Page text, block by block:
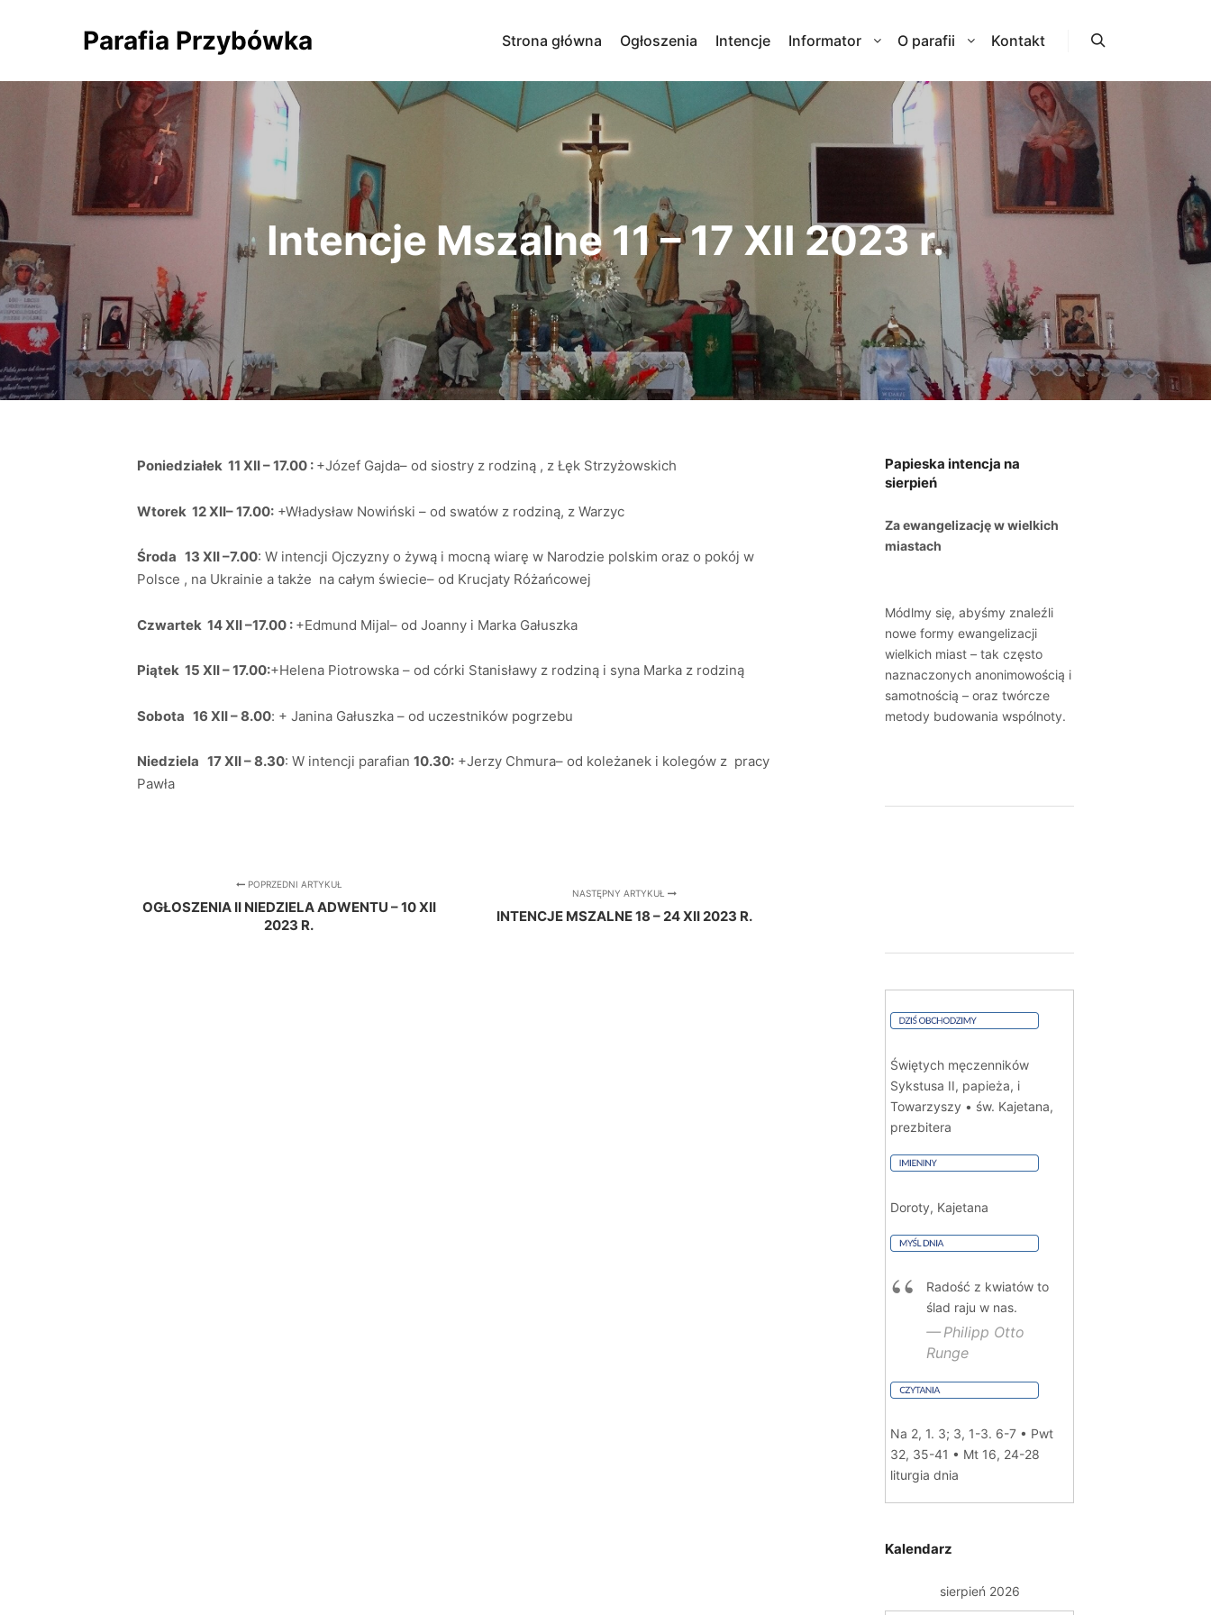
Parafia Przybówka Strona główna Ogłoszenia Intencje Informator O parafii Kontakt
Intencje Mszalne 11 – 17 XII 2023 r.
Poniedziałek 11 XII – 17.00 : +Józef Gajda– od siostry z rodziną , z Łęk Strzyżowskich
Wtorek 12 XII– 17.00: +Władysław Nowiński – od swatów z rodziną, z Warzyc
Środa 13 XII –7.00: W intencji Ojczyzny o żywą i mocną wiarę w Narodzie polskim oraz o pokój w
Polsce , na Ukrainie a także na całym świecie– od Krucjaty Różańcowej
Czwartek 14 XII –17.00 : +Edmund Mijal– od Joanny i Marka Gałuszka
Piątek 15 XII – 17.00:+Helena Piotrowska – od córki Stanisławy z rodziną i syna Marka z rodziną
Sobota 16 XII – 8.00: + Janina Gałuszka – od uczestników pogrzebu
Niedziela 17 XII – 8.30: W intencji parafian 10.30: +Jerzy Chmura– od koleżanek i kolegów z pracy
Pawła
POPRZEDNI ARTYKUŁ
OGŁOSZENIA II NIEDZIELA ADWENTU – 10 XII
2023 R.
NASTĘPNY ARTYKUŁ
INTENCJE MSZALNE 18 – 24 XII 2023 R.
Papieska intencja na
sierpień
Za ewangelizację w wielkich
miastach
Módlmy się, abyśmy znaleźli
nowe formy ewangelizacji
wielkich miast – tak często
naznaczonych anonimowością i
samotnością – oraz twórcze
metody budowania wspólnoty.
Świętych męczenników
Sykstusa II, papieża, i
Towarzyszy • św. Kajetana,
prezbitera
Doroty, Kajetana
Radość z kwiatów to
ślad raju w nas.
Philipp Otto
Runge
Na 2, 1. 3; 3, 1-3. 6-7 • Pwt
32, 35-41 • Mt 16, 24-28
liturgia dnia
Kalendarz
sierpień 2026